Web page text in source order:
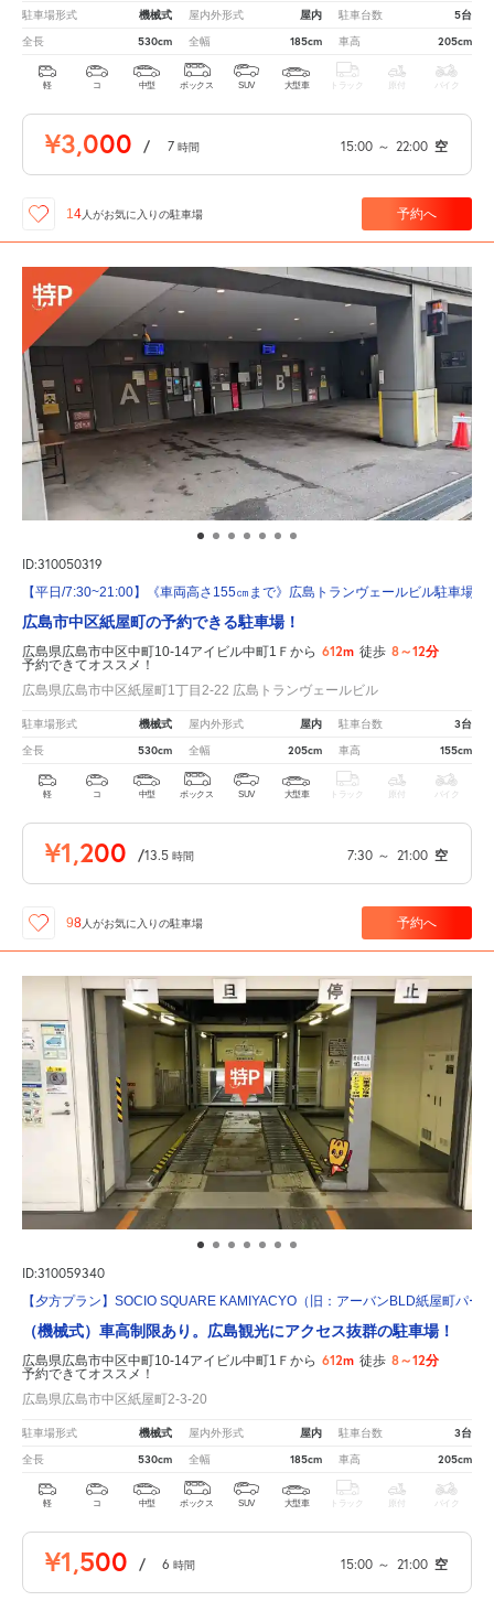
駐車場形式 機械式 屋内外形式 屋内 駐車台数 5台
全長 530cm 全幅 185cm 車高 205cm
軽 コ 中型 ボックス SUV 大型車 トラック 原付 バイク
¥3,000 / 7 時間 15:00 ～ 22:00 空
14 人がお気に入りの駐車場 予約へ
ID:310050319
【平日/7:30~21:00】《車両高さ155㎝まで》広島トランヴェールビル駐車場
広島市中区紙屋町の予約できる駐車場！
広島県広島市中区中町10-14アイビル中町1Ｆから 612m 徒歩 8～12分
予約できてオススメ！
広島県広島市中区紙屋町1丁目2-22 広島トランヴェールビル
駐車場形式 機械式 屋内外形式 屋内 駐車台数 3台
全長 530cm 全幅 205cm 車高 155cm
軽 コ 中型 ボックス SUV 大型車 トラック 原付 バイク
¥1,200 /13.5 時間 7:30 ～ 21:00 空
98 人がお気に入りの駐車場 予約へ
ID:310059340
【夕方プラン】SOCIO SQUARE KAMIYACYO（旧：アーバンBLD紙屋町パー
（機械式）車高制限あり。広島観光にアクセス抜群の駐車場！
広島県広島市中区中町10-14アイビル中町1Ｆから 612m 徒歩 8～12分
予約できてオススメ！
広島県広島市中区紙屋町2-3-20
駐車場形式 機械式 屋内外形式 屋内 駐車台数 3台
全長 530cm 全幅 185cm 車高 205cm
軽 コ 中型 ボックス SUV 大型車 トラック 原付 バイク
¥1,500 / 6 時間 15:00 ～ 21:00 空